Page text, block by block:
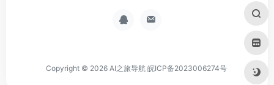
Copyright © 2026 AI之旅导航 皖ICP备2023006274号